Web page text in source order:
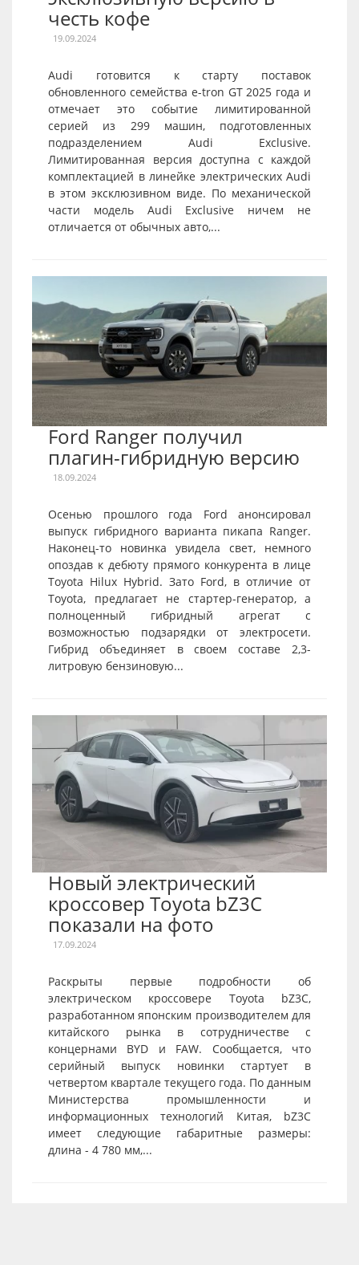
честь кофе
19.09.2024
Audi готовится к старту поставок
обновленного семейства e-tron GT 2025 года и
отмечает это событие лимитированной
серией из 299 машин, подготовленных
подразделением Audi Exclusive.
Лимитированная версия доступна с каждой
комплектацией в линейке электрических Audi
в этом эксклюзивном виде. По механической
части модель Audi Exclusive ничем не
отличается от обычных авто,...
Ford Ranger получил
плагин-гибридную версию
18.09.2024
Осенью прошлого года Ford анонсировал
выпуск гибридного варианта пикапа Ranger.
Наконец-то новинка увидела свет, немного
опоздав к дебюту прямого конкурента в лице
Toyota Hilux Hybrid. Зато Ford, в отличие от
Toyota, предлагает не стартер-генератор, а
полноценный гибридный агрегат с
возможностью подзарядки от электросети.
Гибрид объединяет в своем составе 2,3-
литровую бензиновую...
Новый электрический
кроссовер Toyota bZ3C
показали на фото
17.09.2024
Раскрыты первые подробности об
электрическом кроссовере Toyota bZ3C,
разработанном японским производителем для
китайского рынка в сотрудничестве с
концернами BYD и FAW. Сообщается, что
серийный выпуск новинки стартует в
четвертом квартале текущего года. По данным
Министерства промышленности и
информационных технологий Китая, bZ3C
имеет следующие габаритные размеры:
длина - 4 780 мм,...